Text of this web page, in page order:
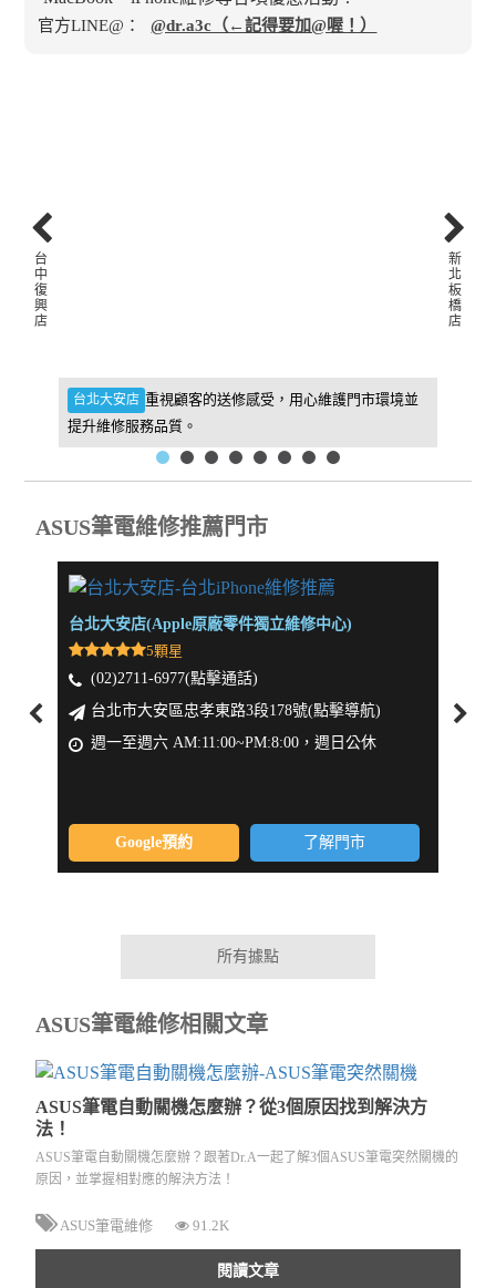
官方LINE@： @dr.a3c（←記得要加@喔！）
台北大安店 重視顧客的送修感受，用心維護門市環境並
提升維修服務品質。
新
北
板
橋
店
台
中
復
興
店
ASUS筆電維修推薦門市
台北大安店(Apple原廠零件獨立維修中心)
5顆星
(02)2711-6977(點擊通話)
台北市大安區忠孝東路3段178號(點擊導航)
週一至週六 AM:11:00~PM:8:00，週日公休
Google預約 了解門市
所有據點
ASUS筆電維修相關文章
ASUS筆電自動關機怎麼辦？從3個原因找到解決方
法！
ASUS筆電自動關機怎麼辦？跟著Dr.A一起了解3個ASUS筆電突然關機的
原因，並掌握相對應的解決方法！
ASUS筆電維修 91.2K
閱讀文章